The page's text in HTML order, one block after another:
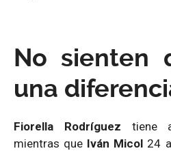
No sienten
una
Fiorella Rodríguez tiene
mientras que Iván Micol 24